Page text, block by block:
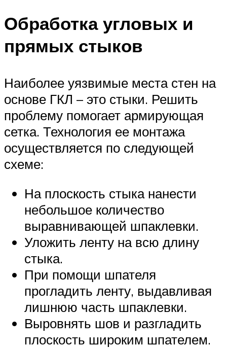
Обработка угловых и
прямых стыков
Наиболее уязвимые места стен на
основе ГКЛ – это стыки. Решить
проблему помогает армирующая
сетка. Технология ее монтажа
осуществляется по следующей
схеме:
На плоскость стыка нанести
небольшое количество
выравнивающей шпаклевки.
Уложить ленту на всю длину
стыка.
При помощи шпателя
прогладить ленту, выдавливая
лишнюю часть шпаклевки.
Выровнять шов и разгладить
плоскость широким шпателем.